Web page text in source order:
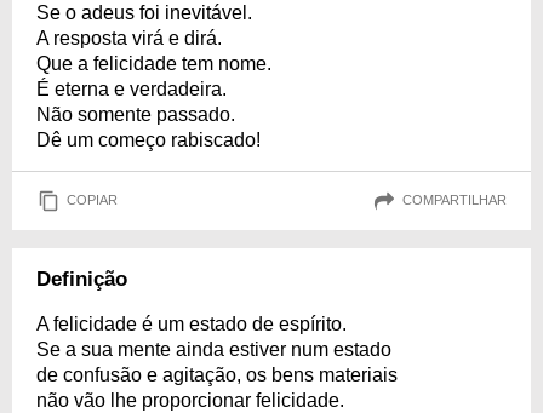
Se o adeus foi inevitável.
A resposta virá e dirá.
Que a felicidade tem nome.
É eterna e verdadeira.
Não somente passado.
Dê um começo rabiscado!
COPIAR COMPARTILHAR
Definição
A felicidade é um estado de espírito.
Se a sua mente ainda estiver num estado
de confusão e agitação, os bens materiais
não vão lhe proporcionar felicidade.